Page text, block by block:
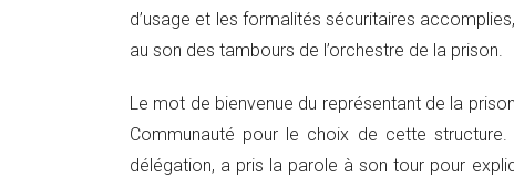
d’usage et les formalités sécuritaires
au son des tambours de l’orchestre de la prison.
Le mot de bienvenue du représentant de la
Communauté pour le choix de cette
délégation, a pris la parole à son tour pour